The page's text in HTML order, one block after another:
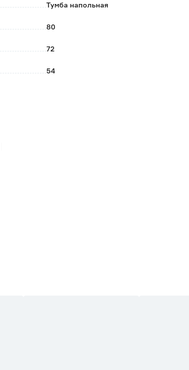
Тумба напольная
80
72
54